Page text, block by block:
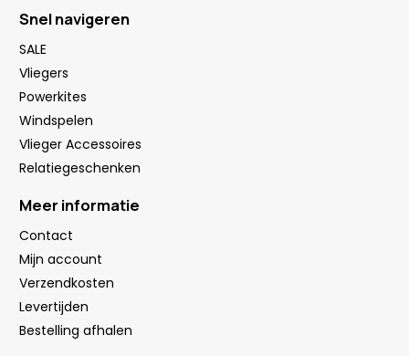
Snel navigeren
SALE
Vliegers
Powerkites
Windspelen
Vlieger Accessoires
Relatiegeschenken
Meer informatie
Contact
Mijn account
Verzendkosten
Levertijden
Bestelling afhalen